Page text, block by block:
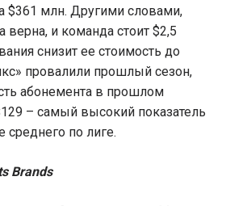
$361 млн. Другими словами,
верна, и команда стоит $2,5
снизит ее стоимость до
провалили прошлый сезон,
абонемента в прошлом
– самый высокий показатель
по лиге.
Brands